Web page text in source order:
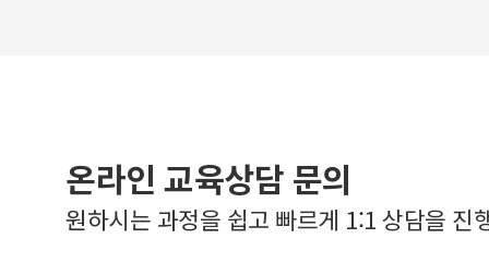
온라인 교육상담 문의
원하시는 과정을 쉽고 빠르게 1:1 상담을 진